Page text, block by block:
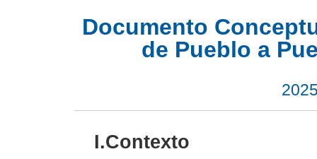
Documento
de Pueblo a
I.Contexto